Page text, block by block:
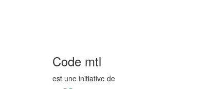
Code mtl
est une initiative de